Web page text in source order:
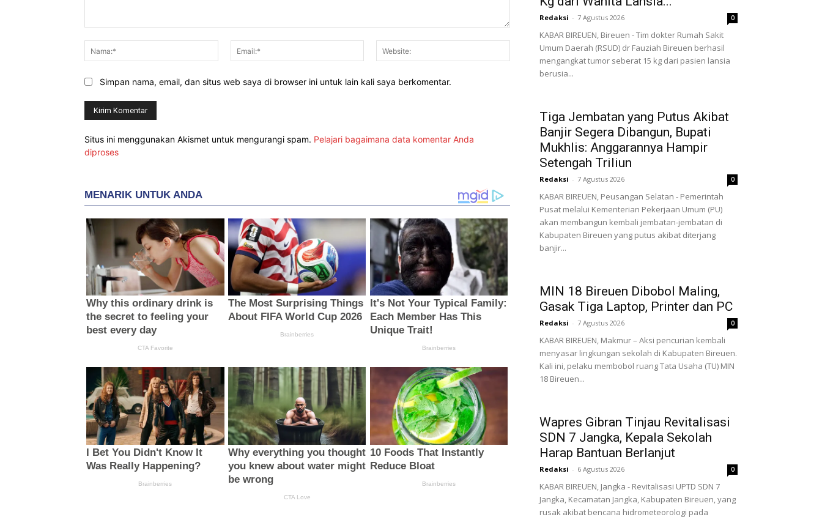
Nama:*
Email:* Website:
Simpan nama, email, dan situs web saya di browser ini untuk lain kali saya berkomentar.
Situs ini menggunakan Akismet untuk mengurangi spam. Pelajari bagaimana data komentar Anda
diproses
Redaksi - 7 Agustus 2026 0
KABAR BIREUEN, Bireuen - Tim dokter Rumah Sakit
Umum Daerah (RSUD) dr Fauziah Bireuen berhasil
mengangkat tumor seberat 15 kg dari pasien lansia
berusia...
Tiga Jembatan yang Putus Akibat
Banjir Segera Dibangun, Bupati
Mukhlis: Anggarannya Hampir
Setengah Triliun
Redaksi - 7 Agustus 2026 0
KABAR BIREUEN, Peusangan Selatan - Pemerintah
Pusat melalui Kementerian Pekerjaan Umum (PU)
akan membangun kembali jembatan-jembatan di
Kabupaten Bireuen yang putus akibat diterjang
banjir...
MIN 18 Bireuen Dibobol Maling,
Gasak Tiga Laptop, Printer dan PC
Redaksi - 7 Agustus 2026 0
KABAR BIREUEN, Makmur – Aksi pencurian kembali
menyasar lingkungan sekolah di Kabupaten Bireuen.
Kali ini, pelaku membobol ruang Tata Usaha (TU) MIN
18 Bireuen...
Wapres Gibran Tinjau Revitalisasi
SDN 7 Jangka, Kepala Sekolah
Harap Bantuan Berlanjut
Redaksi - 6 Agustus 2026 0
KABAR BIREUEN, Jangka - Revitalisasi UPTD SDN 7
Jangka, Kecamatan Jangka, Kabupaten Bireuen, yang
rusak akibat bencana hidrometeorologi pada